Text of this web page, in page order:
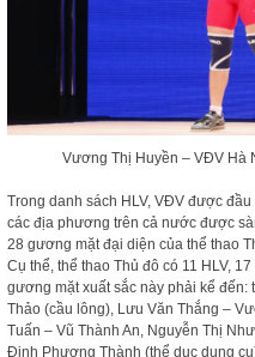
Vương Thị Huyền – VĐV Hà
Trong danh sách HLV, VĐV được
các địa phương trên cả nước được
28 gương mặt đại diện của thể thao
Cụ thể, thể thao Thủ đô có 11 HLV,
gương mặt xuất sắc này phải kể
Thảo (cầu lông), Lưu Văn Thắng –
Tuấn – Vũ Thành An, Nguyễn Thị
Đinh Phương Thành (thể dục dụng